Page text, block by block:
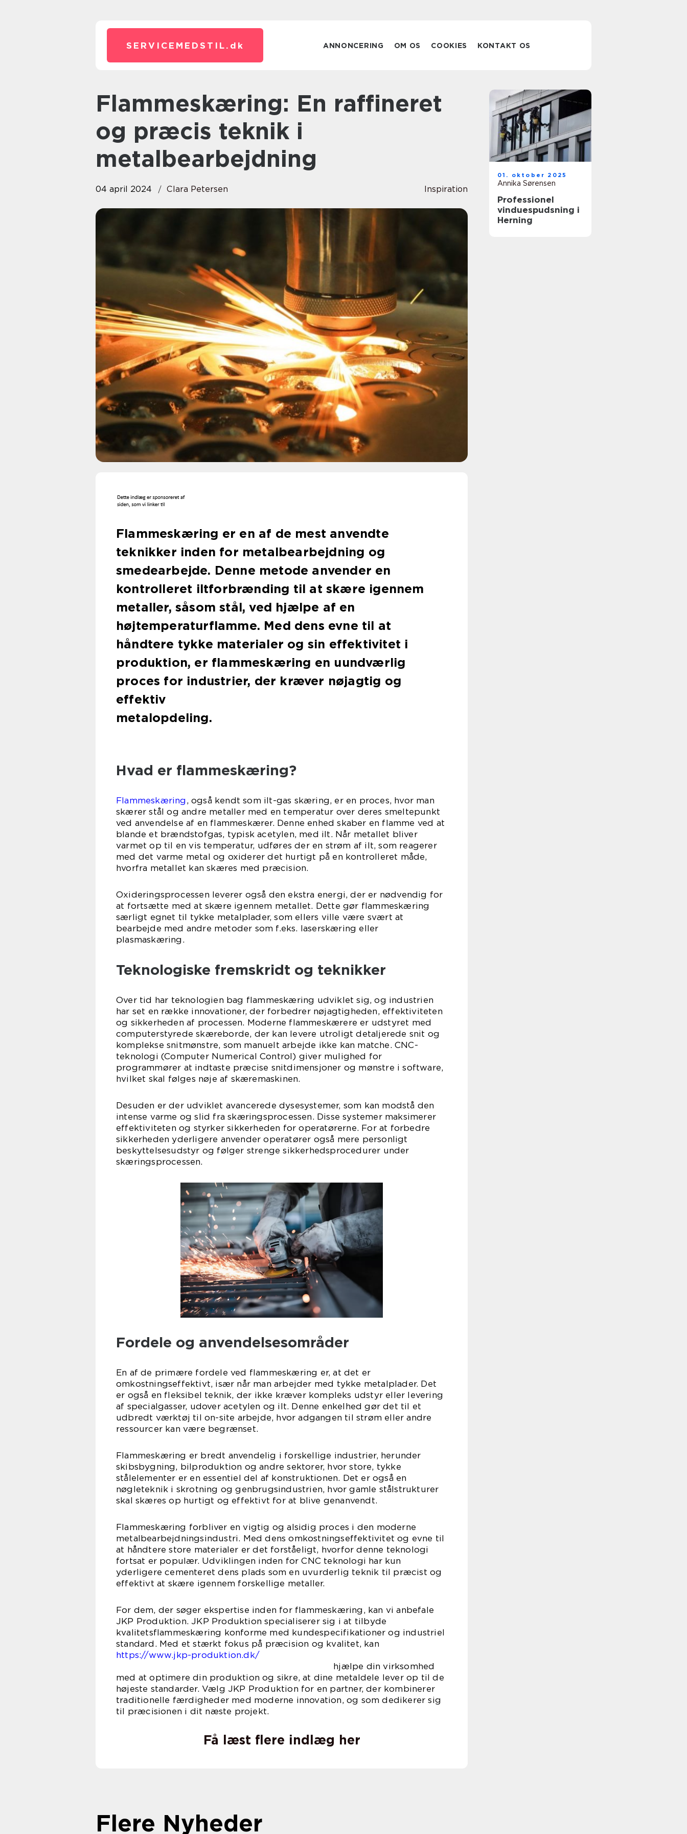
SERVICEMEDSTIL. dk ANNONCERING OM OS COOKIES KONTAKT OS
Flammeskæring: En raffineret
og præcis teknik i
metalbearbejdning
04 april 2024 Clara Petersen Inspiration
Flammeskæring er en af de mest anvendte
teknikker inden for metalbearbejdning og
smedearbejde. Denne metode anvender en
kontrolleret iltforbrænding til at skære igennem
metaller, såsom stål, ved hjælpe af en
højtemperaturflamme. Med dens evne til at
håndtere tykke materialer og sin effektivitet i
produktion, er flammeskæring en uundværlig
proces for industrier, der kræver nøjagtig og
effektiv
metalopdeling.
Hvad er flammeskæring?
Flammeskæring , også kendt som ilt-gas skæring, er en proces, hvor man
skærer stål og andre metaller med en temperatur over deres smeltepunkt
ved anvendelse af en flammeskærer. Denne enhed skaber en flamme ved at
blande et brændstofgas, typisk acetylen, med ilt. Når metallet bliver
varmet op til en vis temperatur, udføres der en strøm af ilt, som reagerer
med det varme metal og oxiderer det hurtigt på en kontrolleret måde,
hvorfra metallet kan skæres med præcision.
Oxideringsprocessen leverer også den ekstra energi, der er nødvendig for
at fortsætte med at skære igennem metallet. Dette gør flammeskæring
særligt egnet til tykke metalplader, som ellers ville være svært at
bearbejde med andre metoder som f.eks. laserskæring eller
plasmaskæring.
Teknologiske fremskridt og teknikker
Over tid har teknologien bag flammeskæring udviklet sig, og industrien
har set en række innovationer, der forbedrer nøjagtigheden, effektiviteten
og sikkerheden af processen. Moderne flammeskærere er udstyret med
computerstyrede skæreborde, der kan levere utroligt detaljerede snit og
komplekse snitmønstre, som manuelt arbejde ikke kan matche. CNC-
teknologi (Computer Numerical Control) giver mulighed for
programmører at indtaste præcise snitdimensjoner og mønstre i software,
hvilket skal følges nøje af skæremaskinen.
Desuden er der udviklet avancerede dysesystemer, som kan modstå den
intense varme og slid fra skæringsprocessen. Disse systemer maksimerer
effektiviteten og styrker sikkerheden for operatørerne. For at forbedre
sikkerheden yderligere anvender operatører også mere personligt
beskyttelsesudstyr og følger strenge sikkerhedsprocedurer under
skæringsprocessen.
Fordele og anvendelsesområder
En af de primære fordele ved flammeskæring er, at det er
omkostningseffektivt, især når man arbejder med tykke metalplader. Det
er også en fleksibel teknik, der ikke kræver kompleks udstyr eller levering
af specialgasser, udover acetylen og ilt. Denne enkelhed gør det til et
udbredt værktøj til on-site arbejde, hvor adgangen til strøm eller andre
ressourcer kan være begrænset.
Flammeskæring er bredt anvendelig i forskellige industrier, herunder
skibsbygning, bilproduktion og andre sektorer, hvor store, tykke
stålelementer er en essentiel del af konstruktionen. Det er også en
nøgleteknik i skrotning og genbrugsindustrien, hvor gamle stålstrukturer
skal skæres op hurtigt og effektivt for at blive genanvendt.
Flammeskæring forbliver en vigtig og alsidig proces i den moderne
metalbearbejdningsindustri. Med dens omkostningseffektivitet og evne til
at håndtere store materialer er det forståeligt, hvorfor denne teknologi
fortsat er populær. Udviklingen inden for CNC teknologi har kun
yderligere cementeret dens plads som en uvurderlig teknik til præcist og
effektivt at skære igennem forskellige metaller.
For dem, der søger ekspertise inden for flammeskæring, kan vi anbefale
JKP Produktion. JKP Produktion specialiserer sig i at tilbyde
kvalitetsflammeskæring konforme med kundespecifikationer og industriel
standard. Med et stærkt fokus på præcision og kvalitet, kan
https://www.jkp-produktion.dk/
hjælpe din virksomhed
med at optimere din produktion og sikre, at dine metaldele lever op til de
højeste standarder. Vælg JKP Produktion for en partner, der kombinerer
traditionelle færdigheder med moderne innovation, og som dedikerer sig
til præcisionen i dit næste projekt.
Få læst flere indlæg her
01. oktober 2025
Annika Sørensen
Professionel
vinduespudsning i
Herning
Flere Nyheder